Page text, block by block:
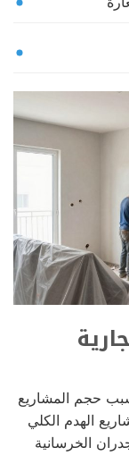
حجم المشاريع
الهدم الكلي
الخرسانية